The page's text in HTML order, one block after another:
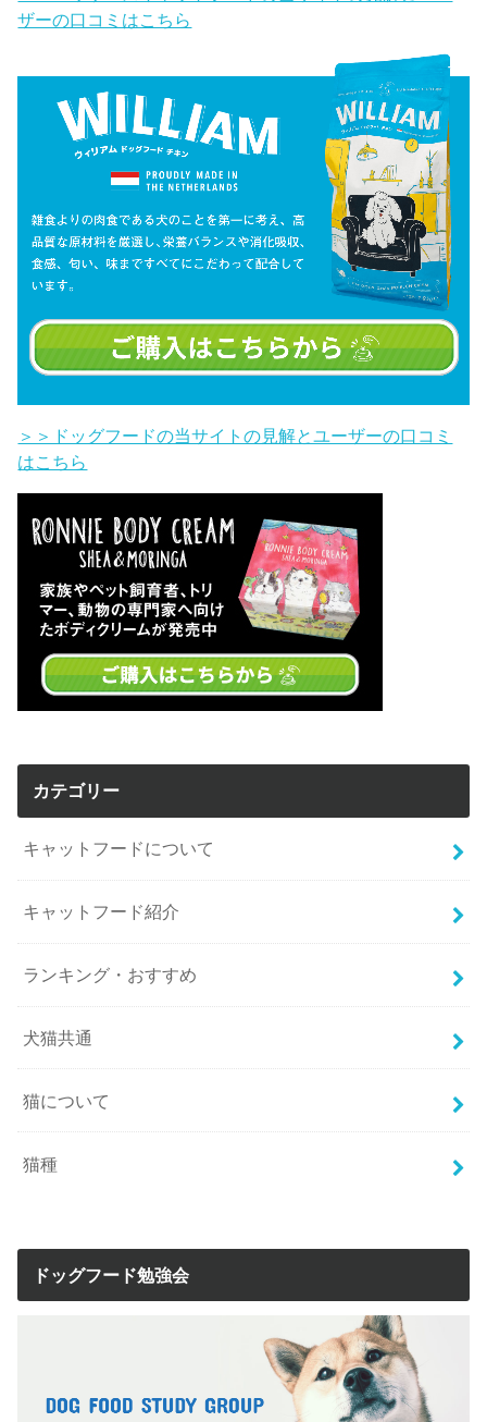
ザーの口コミはこちら
＞＞ドッグフードの当サイトの見解とユーザーの口コミ
はこちら
カテゴリー
キャットフードについて
キャットフード紹介
ランキング・おすすめ
犬猫共通
猫について
猫種
ドッグフード勉強会